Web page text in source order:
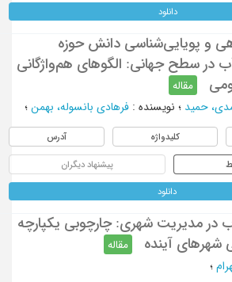
دانلود
و پویایی‌شناسی دانش حوزه
در سطح جهانی: الگوهای هم‌واژگانی
مقاله
حمید؛ نویسنده: فرهادی بانسوله، بهمن؛
کلیدواژه آدرس
پیشنهاد دیگران
دانلود
در مدیریت شهری: چارچوبی یکپارچه
شهرهای آینده
مقاله
؛